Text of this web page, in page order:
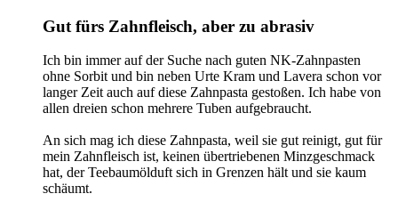
Gut fürs Zahnfleisch, aber zu abrasiv
Ich bin immer auf der Suche nach guten NK-Zahnpasten
ohne Sorbit und bin neben Urte Kram und Lavera schon vor
langer Zeit auch auf diese Zahnpasta gestoßen. Ich habe von
allen dreien schon mehrere Tuben aufgebraucht.
An sich mag ich diese Zahnpasta, weil sie gut reinigt, gut für
mein Zahnfleisch ist, keinen übertriebenen Minzgeschmack
hat, der Teebaumölduft sich in Grenzen hält und sie kaum
schäumt.